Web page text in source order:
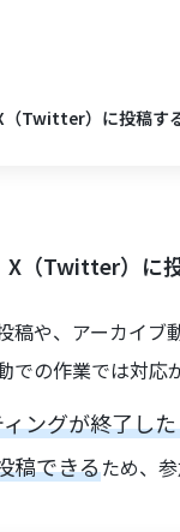
（Twitter）に投稿す
X（Twitter）に
稿や、アーカイ
での作業では対応
ングが終了し
稿できるため、